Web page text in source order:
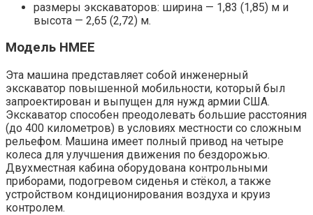
размеры экскаваторов: ширина — 1,83 (1,85) м и
высота — 2,65 (2,72) м.
Модель HMEE
Эта машина представляет собой инженерный
экскаватор повышенной мобильности, который был
запроектирован и выпущен для нужд армии США.
Экскаватор способен преодолевать большие расстояния
(до 400 километров) в условиях местности со сложным
рельефом. Машина имеет полный привод на четыре
колеса для улучшения движения по бездорожью.
Двухместная кабина оборудована контрольными
приборами, подогревом сиденья и стёкол, а также
устройством кондиционирования воздуха и круиз
контролем.